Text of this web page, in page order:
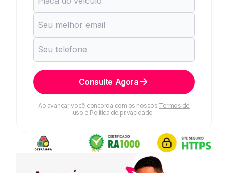
Consulte Agora
Ao avançar, você concorda com os nossos Termos de
uso e Política de privacidade .